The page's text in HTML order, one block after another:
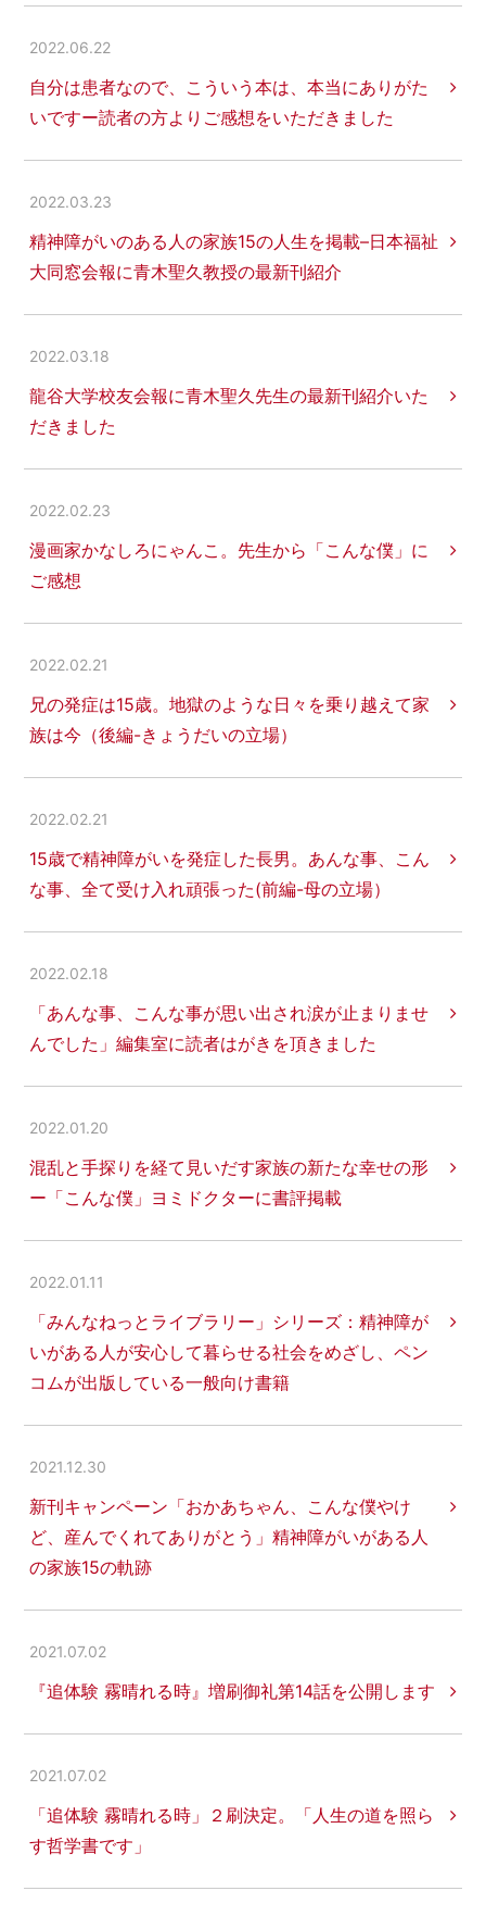
2022.06.22
自分は患者なので、こういう本は、本当にありがた
いですー読者の方よりご感想をいただきました
2022.03.23
精神障がいのある人の家族15の人生を掲載–日本福祉
大同窓会報に青木聖久教授の最新刊紹介
2022.03.18
龍谷大学校友会報に青木聖久先生の最新刊紹介いた
だきました
2022.02.23
漫画家かなしろにゃんこ。先生から「こんな僕」に
ご感想
2022.02.21
兄の発症は15歳。地獄のような日々を乗り越えて家
族は今（後編-きょうだいの立場）
2022.02.21
15歳で精神障がいを発症した長男。あんな事、こん
な事、全て受け入れ頑張った(前編-母の立場）
2022.02.18
「あんな事、こんな事が思い出され涙が止まりませ
んでした」編集室に読者はがきを頂きました
2022.01.20
混乱と手探りを経て見いだす家族の新たな幸せの形
ー「こんな僕」ヨミドクターに書評掲載
2022.01.11
「みんなねっとライブラリー」シリーズ：精神障が
いがある人が安心して暮らせる社会をめざし、ペン
コムが出版している一般向け書籍
2021.12.30
新刊キャンペーン「おかあちゃん、こんな僕やけ
ど、産んでくれてありがとう」精神障がいがある人
の家族15の軌跡
2021.07.02
『追体験 霧晴れる時』増刷御礼第14話を公開します
2021.07.02
「追体験 霧晴れる時」２刷決定。「人生の道を照ら
す哲学書です」